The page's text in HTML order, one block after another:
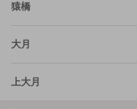
猿橋
大月
上大月